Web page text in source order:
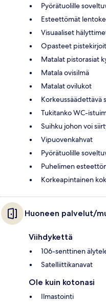
Pyörätuolille
Esteettömät
Visuaaliset
Opasteet
Matalat pistorasiat
Matala ovisilmä
Matalat ovilukot
Korkeussäädettävä
Tukitanko WC-
Suihku johon voi
Vipuovenkahvat
Pyörätuolille
Puhelimen
Korkeapintainen
Huoneen palvelut/
Viihdykettä
106-senttinen
Satelliittikanavat
Ole kuin kotonasi
Ilmastointi